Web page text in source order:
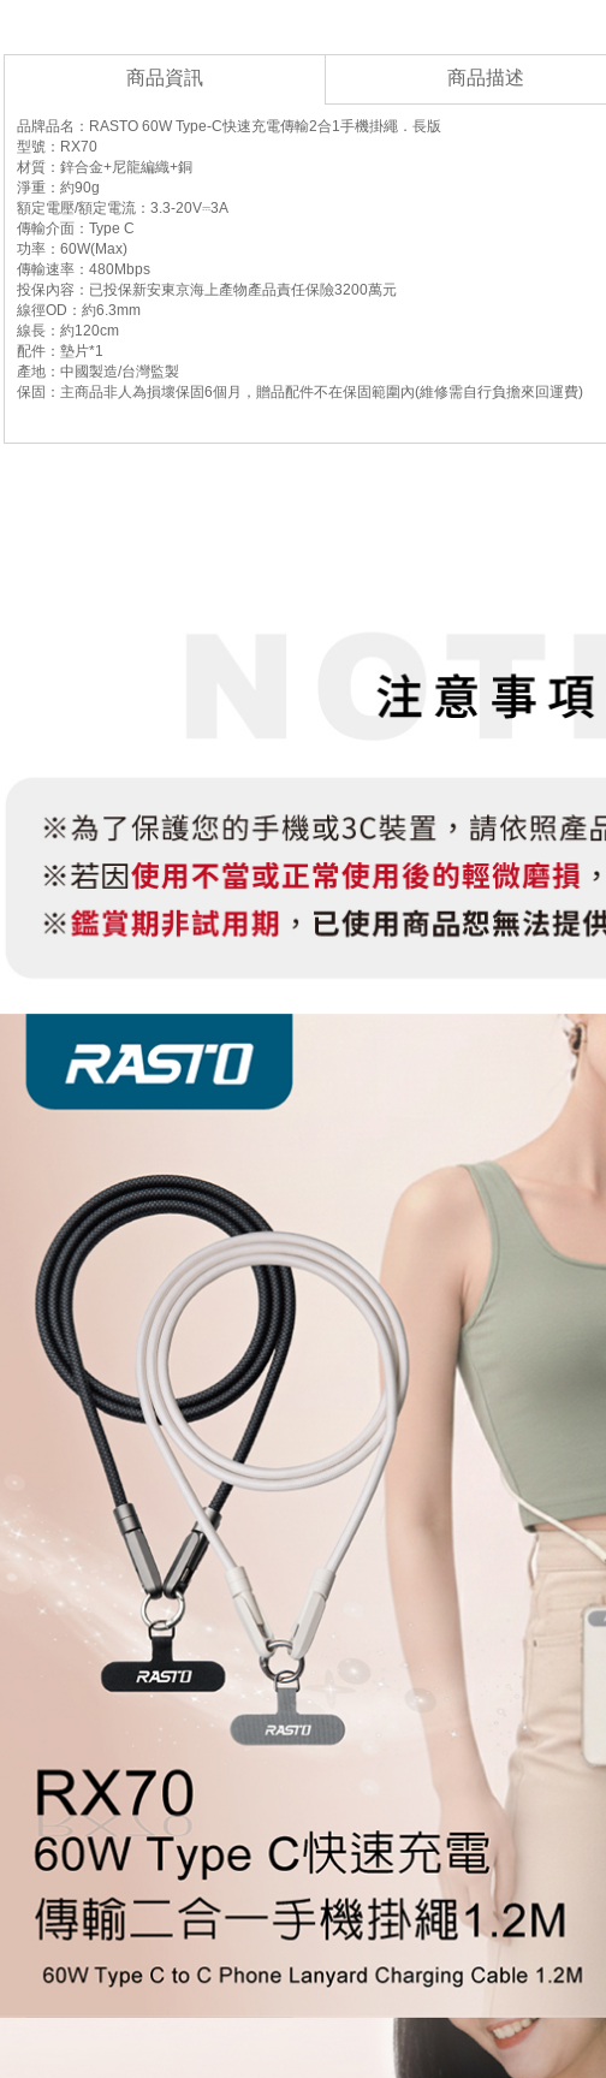
商品資訊 商品描述
品牌品名：RASTO 60W Type-C快速充電傳輸2合1手機掛繩．長版
型號：RX70
材質：鋅合金+尼龍編織+銅
淨重：約90g
額定電壓/額定電流：3.3-20V⎓3A
傳輸介面：Type C
功率：60W(Max)
傳輸速率：480Mbps
投保內容：已投保新安東京海上產物產品責任保險3200萬元
線徑OD：約6.3mm
線長：約120cm
配件：墊片*1
產地：中國製造/台灣監製
保固：主商品非人為損壞保固6個月，贈品配件不在保固範圍內(維修需自行負擔來回運費)